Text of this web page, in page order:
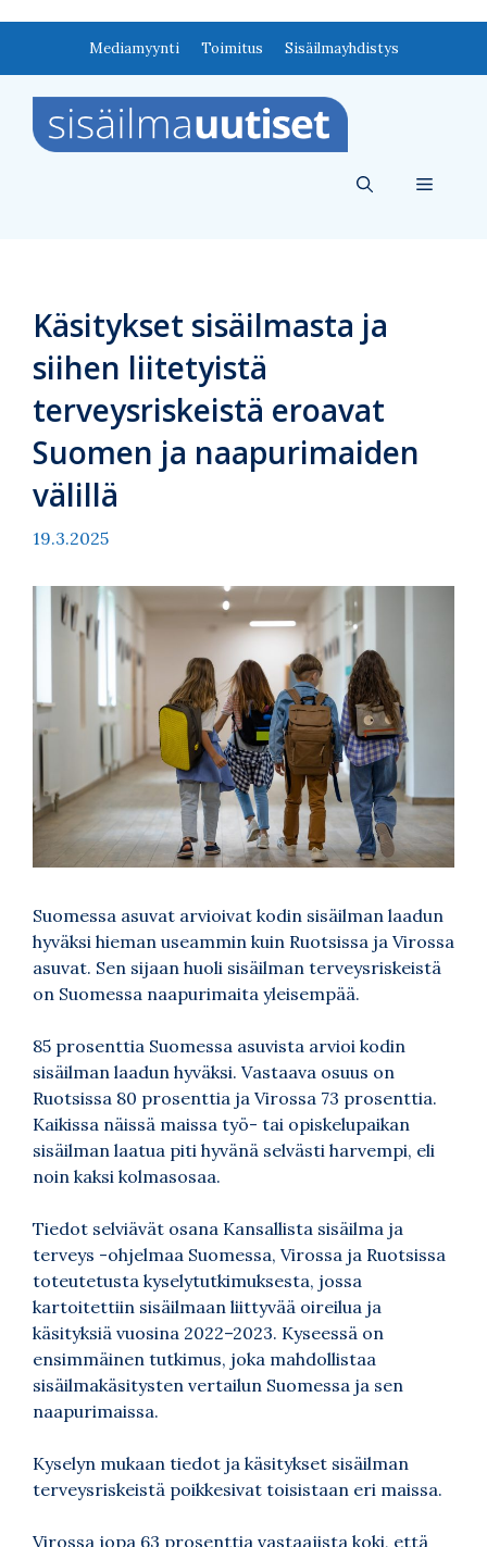
Mediamyynti Toimitus Sisäilmayhdistys
Valikko
Käsitykset sisäilmasta ja
siihen liitetyistä
terveysriskeistä eroavat
Suomen ja naapurimaiden
välillä
19.3.2025
Suomessa asuvat arvioivat kodin sisäilman laadun
hyväksi hieman useammin kuin Ruotsissa ja Virossa
asuvat. Sen sijaan huoli sisäilman terveysriskeistä
on Suomessa naapurimaita yleisempää.
85 prosenttia Suomessa asuvista arvioi kodin
sisäilman laadun hyväksi. Vastaava osuus on
Ruotsissa 80 prosenttia ja Virossa 73 prosenttia.
Kaikissa näissä maissa työ- tai opiskelupaikan
sisäilman laatua piti hyvänä selvästi harvempi, eli
noin kaksi kolmasosaa.
Tiedot selviävät osana Kansallista sisäilma ja
terveys -ohjelmaa Suomessa, Virossa ja Ruotsissa
toteutetusta kyselytutkimuksesta, jossa
kartoitettiin sisäilmaan liittyvää oireilua ja
käsityksiä vuosina 2022–2023. Kyseessä on
ensimmäinen tutkimus, joka mahdollistaa
sisäilmakäsitysten vertailun Suomessa ja sen
naapurimaissa.
Kyselyn mukaan tiedot ja käsitykset sisäilman
terveysriskeistä poikkesivat toisistaan eri maissa.
Virossa jopa 63 prosenttia vastaajista koki, että